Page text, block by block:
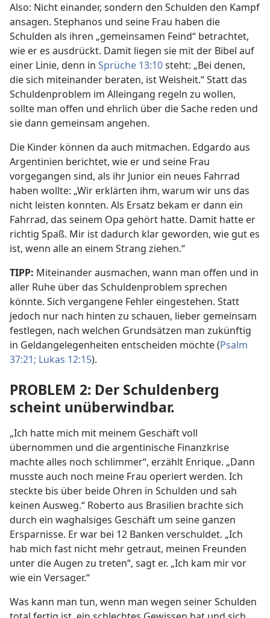
Also: Nicht einander, sondern den Schulden den Kampf
ansagen. Stephanos und seine Frau haben die
Schulden als ihren „gemeinsamen Feind“ betrachtet,
wie er es ausdrückt. Damit liegen sie mit der Bibel auf
einer Linie, denn in Sprüche 13:10steht: „Bei denen,
die sich miteinander beraten, ist Weisheit.“ Statt das
Schuldenproblem im Alleingang regeln zu wollen,
sollte man offen und ehrlich über die Sache reden und
sie dann gemeinsam angehen.
Die Kinder können da auch mitmachen. Edgardo aus
Argentinien berichtet, wie er und seine Frau
vorgegangen sind, als ihr Junior ein neues Fahrrad
haben wollte: „Wir erklärten ihm, warum wir uns das
nicht leisten konnten. Als Ersatz bekam er dann ein
Fahrrad, das seinem Opa gehört hatte. Damit hatte er
richtig Spaß. Mir ist dadurch klar geworden, wie gut es
ist, wenn alle an einem Strang ziehen.“
TIPP: Miteinander ausmachen, wann man offen und in
aller Ruhe über das Schuldenproblem sprechen
könnte. Sich vergangene Fehler eingestehen. Statt
jedoch nur nach hinten zu schauen, lieber gemeinsam
festlegen, nach welchen Grundsätzen man zukünftig
in Geldangelegenheiten entscheiden möchte (Psalm
37:21; Lukas 12:15).
PROBLEM 2: Der Schuldenberg
scheint unüberwindbar.
„Ich hatte mich mit meinem Geschäft voll
übernommen und die argentinische Finanzkrise
machte alles noch schlimmer“, erzählt Enrique. „Dann
musste auch noch meine Frau operiert werden. Ich
steckte bis über beide Ohren in Schulden und sah
keinen Ausweg.“ Roberto aus Brasilien brachte sich
durch ein waghalsiges Geschäft um seine ganzen
Ersparnisse. Er war bei 12 Banken verschuldet. „Ich
hab mich fast nicht mehr getraut, meinen Freunden
unter die Augen zu treten“, sagt er. „Ich kam mir vor
wie ein Versager.“
Was kann man tun, wenn man wegen seiner Schulden